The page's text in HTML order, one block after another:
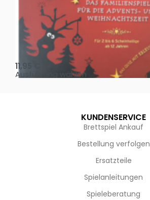
Oh, heilige Nacht!
11,95
Ausführung wählen
KUNDENSERVICE
Brettspiel Ankauf
Bestellung verfolgen
Ersatzteile
Spielanleitungen
Spieleberatung